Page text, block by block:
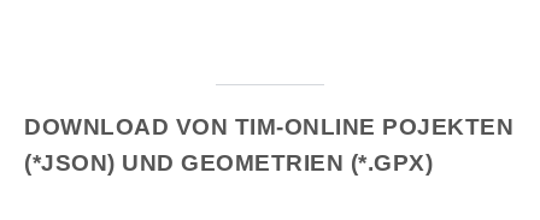
DOWNLOAD VON TIM-ONLINE POJEKTEN
(*JSON) UND GEOMETRIEN (*.GPX)